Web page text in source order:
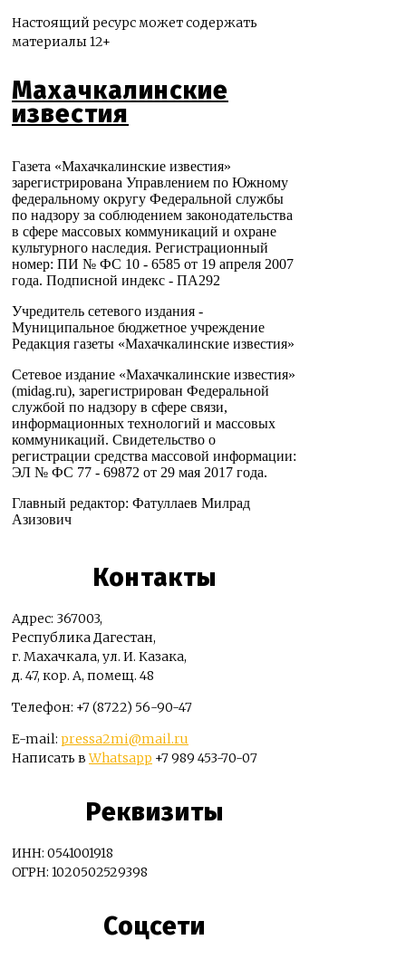
Настоящий ресурс может содержать
материалы 12+
Махачкалинские
известия
Газета «Махачкалинские известия»
зарегистрирована Управлением по Южному
федеральному округу Федеральной службы
по надзору за соблюдением законодательства
в сфере массовых коммуникаций и охране
культурного наследия. Регистрационный
номер: ПИ № ФС 10 - 6585 от 19 апреля 2007
года. Подписной индекс - ПА292
Учредитель сетевого издания -
Муниципальное бюджетное учреждение
Редакция газеты «Махачкалинские известия»
Сетевое издание «Махачкалинские известия»
(midag.ru), зарегистрирован Федеральной
службой по надзору в сфере связи,
информационных технологий и массовых
коммуникаций. Свидетельство о
регистрации средства массовой информации:
ЭЛ № ФС 77 - 69872 от 29 мая 2017 года.
Главный редактор: Фатуллаев Милрад
Азизович
Контакты
Адрес: 367003,
Республика Дагестан,
г. Махачкала, ул. И. Казака,
д. 47, кор. А, помещ. 48
Телефон: +7 (8722) 56-90-47
E-mail: pressa2mi@mail.ru
Написать вWhatsapp +7 989 453-70-07
Реквизиты
ИНН: 0541001918
ОГРН: 1020502529398
Соцсети